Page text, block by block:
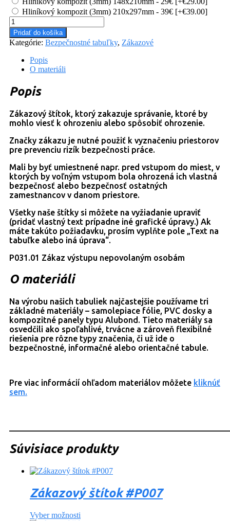
Hliníkový kompozit (3mm) 210x297mm - 39€ [+€39.00]
množstvo
Zákazový
štítok
#P031
Pridať do košíka
Kategórie: Bezpečnostné tabuľky, Zákazové
Popis
O materiáli
Popis
Zákazový štítok, ktorý zakazuje správanie, ktoré by
mohlo viesť k ohrozeniu alebo spôsobiť ohrozenie.
Značky zákazu je nutné použiť k vyznačeniu priestorov
pre prevenciu rizík bezpečnosti práce.
Mali by byť umiestnené napr. pred vstupom do miest, v
ktorých by voľným vstupom bola ohrozená ich vlastná
bezpečnosť alebo bezpečnosť ostatných
zamestnancov v danom priestore.
Všetky naše štítky si môžete na vyžiadanie upraviť
(pridať vlastný text prípadne iné grafické úpravy.) Ak
máte takúto požiadavku, prosím vyplňte pole „Text na
tabuľke alebo iná úprava“.
P031.01 Zákaz výstupu nepovolaným osobám
O materiáli
Na výrobu našich tabuliek najčastejšie používame tri
základné materiály – samolepiace fólie, PVC dosky a
kompozitné panely typu Alubond. Tieto materiály sa
osvedčili ako spoľahlivé, trvácne a zároveň flexibilné
riešenia pre rôzne typy značenia, či už ide o
bezpečnostné, informačné alebo orientačné tabule.
Pre viac informácií ohľadom materiálov môžete kliknúť
sem.
Súvisiace produkty
Zákazový štítok #P007
Vyber možnosti